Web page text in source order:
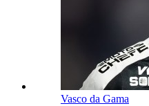
Vasco da Gama